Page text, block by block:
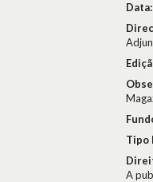
Data:
Tipo
A